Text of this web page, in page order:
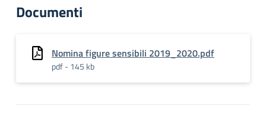
Documenti
Nomina figure sensibili 2019_2020.pdf
pdf - 145 kb